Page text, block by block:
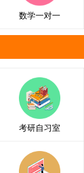
数学一对一
考研自习室